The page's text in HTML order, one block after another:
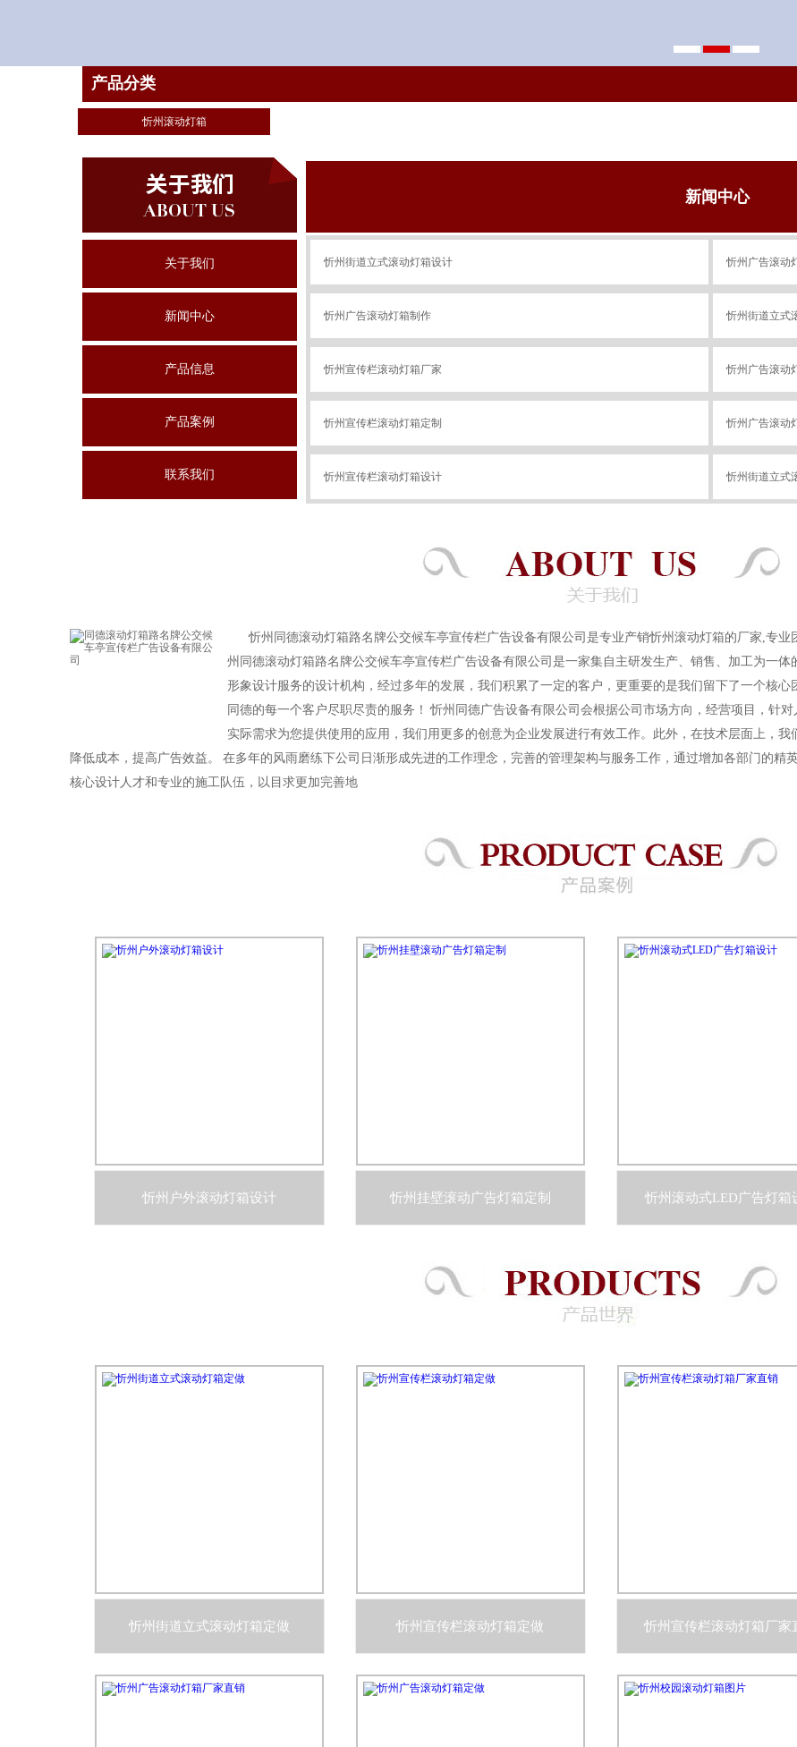
产品分类
忻州滚动灯箱
关于我们
新闻中心
产品信息
产品案例
联系我们
新闻中心
忻州街道立式滚动灯箱设计 忻州广告滚动
忻州广告滚动灯箱制作 忻州街道立式
忻州宣传栏滚动灯箱厂家 忻州广告滚动
忻州宣传栏滚动灯箱定制 忻州广告滚动
忻州宣传栏滚动灯箱设计 忻州街道立式
忻州同德滚动灯箱路名牌公交候车亭宣传栏广告设备有限公司是专业产销忻州滚动灯箱的厂家,专
州同德滚动灯箱路名牌公交候车亭宣传栏广告设备有限公司是一家集自主研发生产、销售、加工为一
形象设计服务的设计机构，经过多年的发展，我们积累了一定的客户，更重要的是我们留下了一个核
同德的每一个客户尽职尽责的服务！ 忻州同德广告设备有限公司会根据公司市场方向，经营项目，针
实际需求为您提供使用的应用，我们用更多的创意为企业发展进行有效工作。此外，在技术层面上，
降低成本，提高广告效益。 在多年的风雨磨练下公司日渐形成先进的工作理念，完善的管理架构与服务工作，通过增加各部门的精
核心设计人才和专业的施工队伍，以目求更加完善地
忻州户外滚动灯箱设计 忻州挂壁滚动广告灯箱定制 忻州滚动式LED广告灯箱
忻州街道立式滚动灯箱定做 忻州宣传栏滚动灯箱定做 忻州宣传栏滚动灯箱厂家